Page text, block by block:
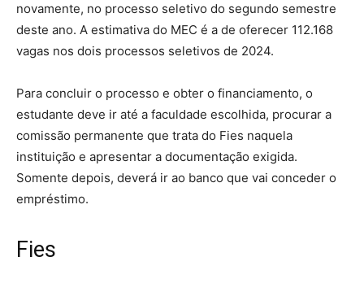
novamente, no processo seletivo do segundo semestre
deste ano. A estimativa do MEC é a de oferecer 112.168
vagas nos dois processos seletivos de 2024.
Para concluir o processo e obter o financiamento, o
estudante deve ir até a faculdade escolhida, procurar a
comissão permanente que trata do Fies naquela
instituição e apresentar a documentação exigida.
Somente depois, deverá ir ao banco que vai conceder o
empréstimo.
Fies